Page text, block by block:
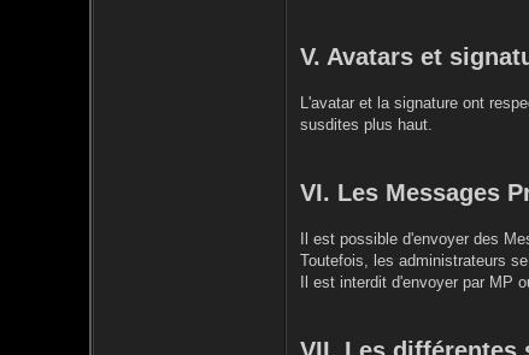
V. Avatars et
L'avatar et la signature ont
susdites plus haut.
VI. Les Messages
Il est possible d'envoyer des
Toutefois, les administrateurs
Il est interdit d'envoyer par MP